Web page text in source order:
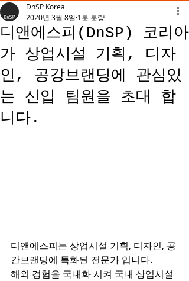
디앤에스피(DnSP) 코리아
가 상업시설 기획, 디자
인, 공강브랜딩에 관심있
는 신입 팀원을 초대 합
니다.
DnSP Korea
2020년 3월 8일 1분 분량
디앤에스피는 상업시설 기획, 디자인, 공
간브랜딩에 특화된 전문가 입니다.
해외 경험을 국내화 시켜 국내 상업시설